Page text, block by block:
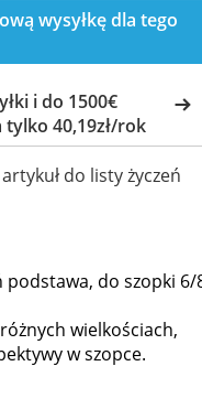
wysyłkę dla tego
i do 1500€
tylko 40,19zł/rok
do listy życzeń
podstawa, do szopki 6/
wielkościach,
w szopce.